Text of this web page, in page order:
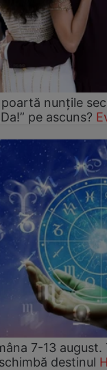
nunțile
pe ascuns?
7-13
destinul